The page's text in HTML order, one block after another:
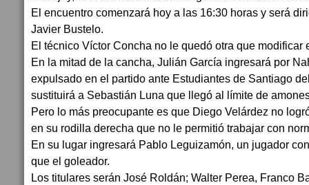
El encuentro comenzará hoy a las 16:30 horas y será
Javier Bustelo.
El técnico Víctor Concha no le quedó otra que modificar
En la mitad de la cancha, Julián García ingresará por
expulsado en el partido ante Estudiantes de Santiago
sustituirá a Sebastián Luna que llegó al límite de
Pero lo más preocupante es que Diego Velárdez no
en su rodilla derecha que no le permitió trabajar con
En su lugar ingresará Pablo Leguizamón, un jugador
que el goleador.
Los titulares serán José Roldán; Walter Perea, Franco